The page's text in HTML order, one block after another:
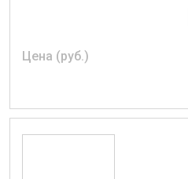
Цена (руб.)